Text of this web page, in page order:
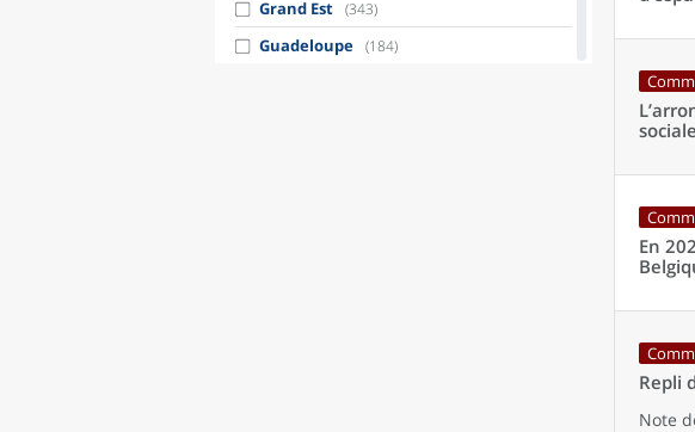
Grand Est (343)
Guadeloupe (184)
En
Repli
Note